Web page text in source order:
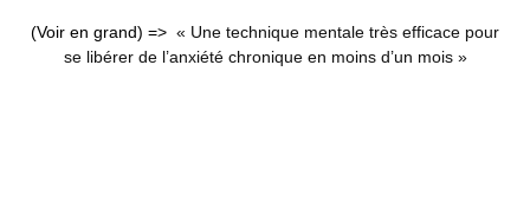
(Voir en grand) => « Une technique mentale très efficace pour
se libérer de l’anxiété chronique en moins d’un mois »